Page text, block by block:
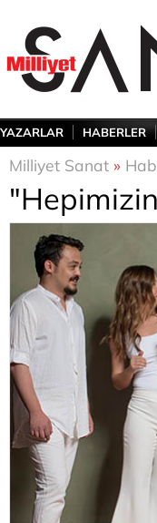
YAZARLAR HABERLER
Milliyet Sanat »